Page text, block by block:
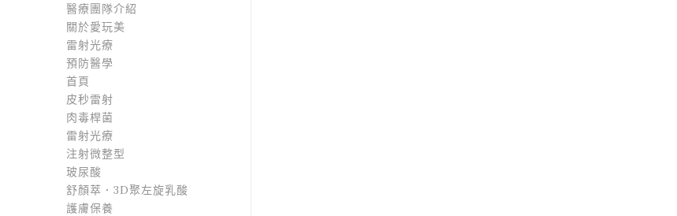
醫療團隊介紹
關於愛玩美
雷射光療
預防醫學
首頁
皮秒雷射
肉毒桿菌
雷射光療
注射微整型
玻尿酸
舒顏萃．3D聚左旋乳酸
護膚保養